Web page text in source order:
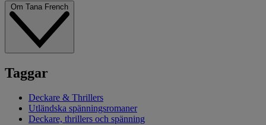
Taggar
Deckare & Thrillers
Utländska spänningsromaner
Deckare, thrillers och spänning